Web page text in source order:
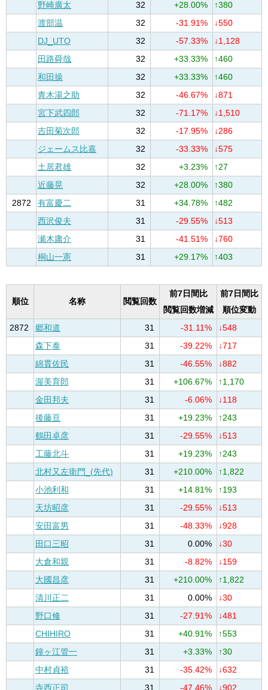
野崎廣太
32 +28.00%
↑380
渡部温
32 -31.91%
↓550
DJ_UTO
32 -57.33%
↓1,128
田路舜哉
32 +33.33%
↑460
和田操
32 +33.33%
↑460
青木湯之助
32 -46.67%
↓871
宮下武四郎
32 -71.17%
↓1,510
吉田菊次郎
32 -17.95%
↓286
ジェームス比嘉
32 -33.33%
↓575
土居君雄
32 +3.23%
↑27
近藤晃
32 +28.00%
↑380
2872
有富慶二 31 +34.78%
↑482
西沢俊夫
31 -29.55%
↓513
瀬木庸介
31 -41.51%
↓760
桐山一憲
31 +29.17% ↑403
順位 名称 閲覧回数
前7日間比
閲覧回数増減
前7日間比
順位変動
2872
郷和道 31 -31.11%
↓548
森下泰
31 -39.22%
↓717
綿貫佐民
31 -46.55%
↓882
渥美育郎
31 +106.67%
↑1,170
金田邦夫
31 -6.06%
↓118
後藤亘
31 +19.23%
↑243
鶴田卓彦
31 -29.55%
↓513
工藤北斗
31 +19.23%
↑243
北村又左衛門_(先代)
31 +210.00%
↑1,822
小池利和
31 +14.81%
↑193
天坊昭彦
31 -29.55%
↓513
安田富男
31 -48.33%
↓928
田口三昭
31 0.00%
↓30
大倉和親
31 -8.82%
↓159
大國昌彦
31 +210.00%
↑1,822
清川正二
31 0.00%
↓30
野口修
31 -27.91%
↓481
CHIHIRO
31 +40.91%
↑553
鐘ヶ江管一
31 +3.33%
↑30
中村貞裕
31 -35.42%
↓632
寺西正司
31 -47.46%
↓902